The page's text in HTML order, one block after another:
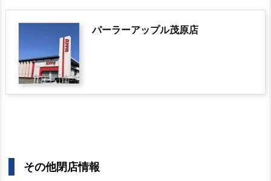
パーラーアップル茂原店
その他閉店情報